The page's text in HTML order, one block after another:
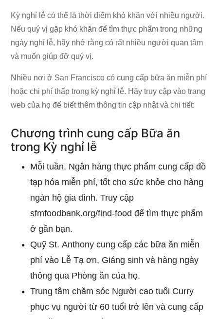
Kỳ nghỉ lễ có thể là thời điểm khó khăn với nhiều người.
Nếu quý vị gặp khó khăn để tìm thực phẩm trong những
ngày nghỉ lễ, hãy nhớ rằng có rất nhiều người quan tâm
và muốn giúp đỡ quý vị.
Nhiều nơi ở San Francisco có cung cấp bữa ăn miễn phí
hoặc chi phí thấp trong kỳ nghỉ lễ. Hãy truy cập vào trang
web của họ để biết thêm thông tin cập nhật và chi tiết:
Chương trình cung cấp Bữa ăn
trong Kỳ nghỉ lễ
Mỗi tuần, Ngân hàng thực phẩm cung cấp đồ
tạp hóa miễn phí, tốt cho sức khỏe cho hàng
ngàn hộ gia đình. Truy cập
sfmfoodbank.org/find-food để tìm thực phẩm
ở gần bạn.
Quỹ St. Anthony cung cấp các bữa ăn miễn
phí vào Lễ Tạ ơn, Giáng sinh và hàng ngày
thông qua Phòng ăn của họ.
Trung tâm chăm sóc Người cao tuổi Curry
phục vụ người từ 60 tuổi trở lên và cung cấp